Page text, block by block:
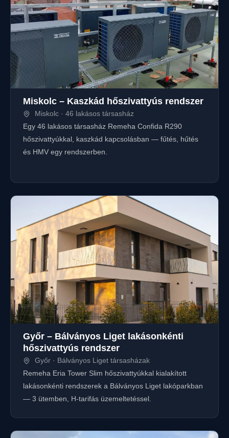
Miskolc – Kaszkád hőszivattyús rendszer
Miskolc · 46 lakásos társasház
Egy 46 lakásos társasház Remeha Confida R290
hőszivattyúkkal, kaszkád kapcsolásban — fűtés, hűtés
és HMV egy rendszerben.
Győr – Bálványos Liget lakásonkénti
hőszivattyús rendszer
Győr · Bálványos Liget társasházak
Remeha Eria Tower Slim hőszivattyúkkal kialakított
lakásonkénti rendszerek a Bálványos Liget lakóparkban
— 3 ütemben, H-tarifás üzemeltetéssel.